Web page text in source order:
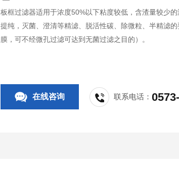
板框过滤器适用于浓度50%以下粘度较低，含渣量较少
提纯，灭菌、澄清等精滤、脱活性碳、除微粒、半精滤
膜，可不经微孔过滤可达到无菌过滤之目的）。
在线咨询 联系电话：